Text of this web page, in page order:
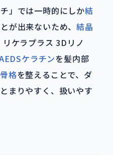
」では一時的にしか結
が出来ないため、結晶
ケラプラス 3Dリノ
ケラチンを髪内部
格を整えることで、ダ
まりやすく、扱いやす